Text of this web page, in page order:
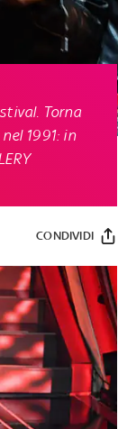
Torna
1991: in
CONDIVIDI